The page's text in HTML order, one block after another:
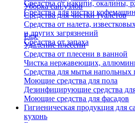
Средства от накипи, окалины,
Средства для чистки кофемашин
Уборка сан.узлов
Средства для чистки туалетов
Средства от налета,
и других загрязнений
Средства от запаха
Еще
Удаление плесени
Средства от плесени в ванной
Чистка нержавеющих,
Средства для мытья напольных
Моющие средства для пола
Дезинфицирующие средства
Моющие средства для фасадов
Гигиеническая продукция для
кухонь